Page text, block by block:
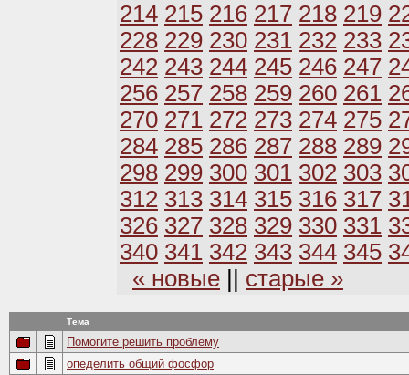
214 215 216 217 218 219
228 229 230 231 232 233
242 243 244 245 246 247
256 257 258 259 260 261
270 271 272 273 274 275
284 285 286 287 288 289
298 299 300 301 302 303
312 313 314 315 316 317
326 327 328 329 330 331
340 341 342 343 344 345
« новые
старые »
Тема
Помогите решить проблему
опеделить общий фосфор